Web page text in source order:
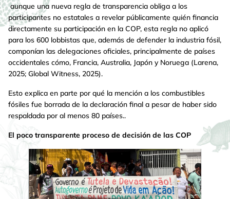
aunque una nueva regla de transparencia obliga a los
participantes no estatales a revelar públicamente quién financia
directamente su participación en la COP, esta regla no aplicó
para los 600 lobbistas que, además de defender la industria fósil,
componían las delegaciones oficiales, principalmente de países
occidentales cómo, Francia, Australia, Japón y Noruega (Larena,
2025; Global Witness, 2025).
Esto explica en parte por qué la mención a los combustibles
fósiles fue borrada de la declaración final a pesar de haber sido
respaldada por al menos 80 países..
El poco transparente proceso de decisión de las COP